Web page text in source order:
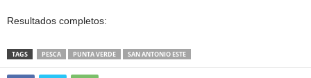
Resultados completos:
TAGS PESCA PUNTA VERDE SAN ANTONIO ESTE